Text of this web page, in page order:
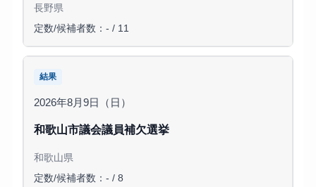
長野県
定数/候補者数：- / 11
結果
2026年8月9日（日）
和歌山市議会議員補欠選挙
和歌山県
定数/候補者数：- / 8